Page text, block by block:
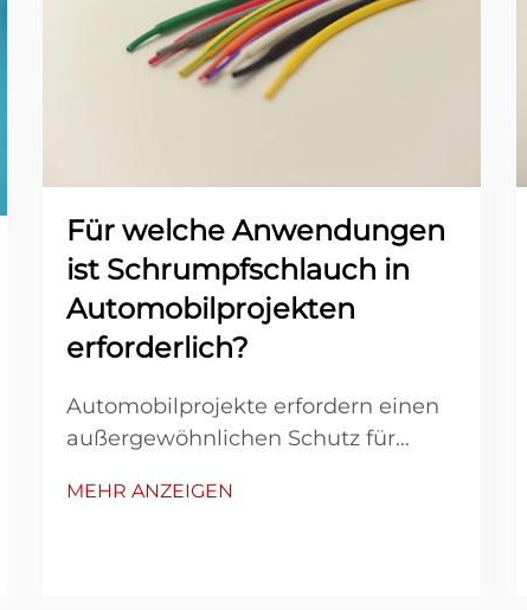
Für welche Anwendungen
ist Schrumpfschlauch in
Automobilprojekten
erforderlich?
Automobilprojekte erfordern einen
außergewöhnlichen Schutz für
und empfindliche Komponenten,
MEHR ANZEIGEN